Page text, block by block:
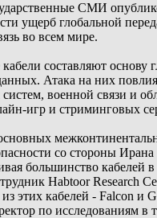
СМИ
ущерб глобальной
во всем мире.
составляют основу
Атака на них
систем, военной связи и
игр и стриминговых
со стороны
большинство кабелей
Habtoor Research
этих кабелей - Falcon и
по исследованиям